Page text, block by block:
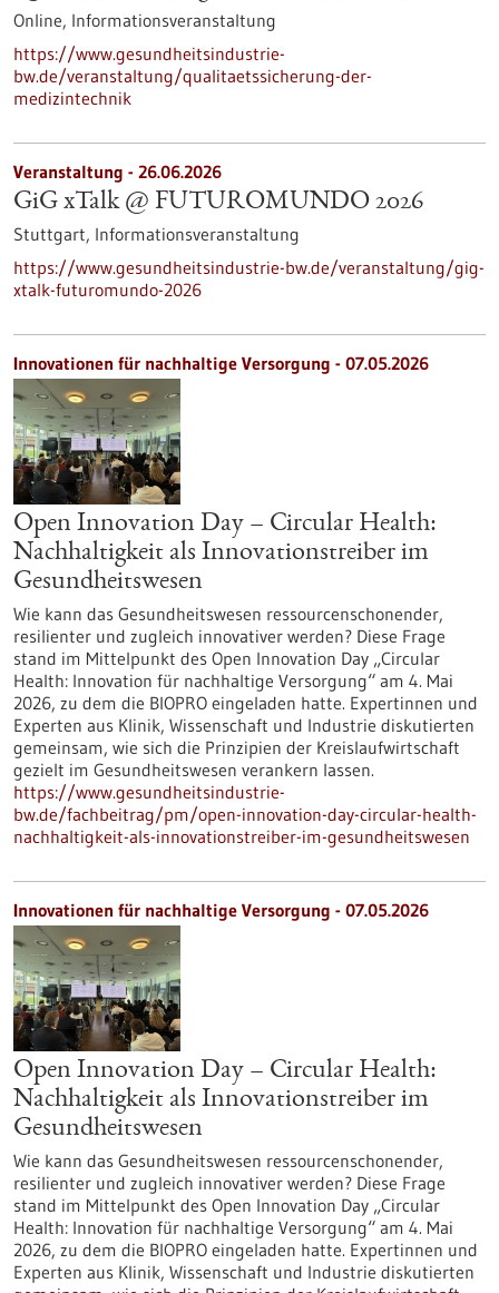
Online, Informationsveranstaltung
https://www.gesundheitsindustrie-
bw.de/veranstaltung/qualitaetssicherung-der-
medizintechnik
Veranstaltung - 26.06.2026
GiG xTalk @ FUTUROMUNDO 2026
Stuttgart, Informationsveranstaltung
https://www.gesundheitsindustrie-bw.de/veranstaltung/gig-
xtalk-futuromundo-2026
Innovationen für nachhaltige Versorgung - 07.05.2026
Open Innovation Day – Circular Health:
Nachhaltigkeit als Innovationstreiber im
Gesundheitswesen
Wie kann das Gesundheitswesen ressourcenschonender,
resilienter und zugleich innovativer werden? Diese Frage
stand im Mittelpunkt des Open Innovation Day „Circular
Health: Innovation für nachhaltige Versorgung“ am 4. Mai
2026, zu dem die BIOPRO eingeladen hatte. Expertinnen und
Experten aus Klinik, Wissenschaft und Industrie diskutierten
gemeinsam, wie sich die Prinzipien der Kreislaufwirtschaft
gezielt im Gesundheitswesen verankern lassen.
https://www.gesundheitsindustrie-
bw.de/fachbeitrag/pm/open-innovation-day-circular-health-
nachhaltigkeit-als-innovationstreiber-im-gesundheitswesen
Innovationen für nachhaltige Versorgung - 07.05.2026
Open Innovation Day – Circular Health:
Nachhaltigkeit als Innovationstreiber im
Gesundheitswesen
Wie kann das Gesundheitswesen ressourcenschonender,
resilienter und zugleich innovativer werden? Diese Frage
stand im Mittelpunkt des Open Innovation Day „Circular
Health: Innovation für nachhaltige Versorgung“ am 4. Mai
2026, zu dem die BIOPRO eingeladen hatte. Expertinnen und
Experten aus Klinik, Wissenschaft und Industrie diskutierten